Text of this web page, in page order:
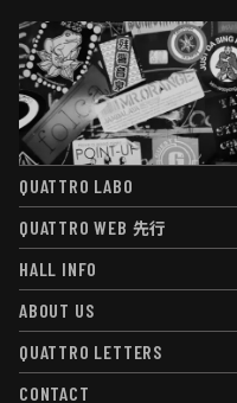
QUATTRO LABO
QUATTRO LABO
QUATTRO WEB 先行
QUATTRO WEB先行
HALL INFO
HALL INFO
ABOUT US
ABOUT US
QUATTRO LETTERS
QUATTRO LETTERS
CONTACT